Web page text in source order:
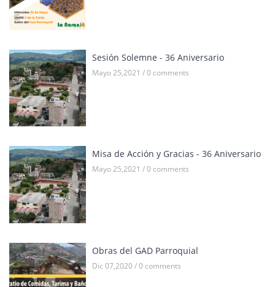
Sesión Solemne - 36 Aniversario
Mayo 25,2021 / 0 comments
Misa de Acción y Gracias - 36 Aniversario
Mayo 25,2021 / 0 comments
Obras del GAD Parroquial
Dic 07,2020 / 0 comments